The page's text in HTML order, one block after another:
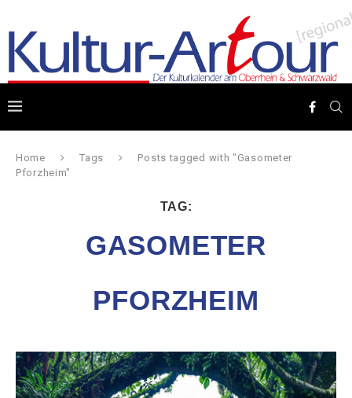
Home Tags
Posts tagged with "Gasometer
Pforzheim"
TAG:
GASOMETER
PFORZHEIM